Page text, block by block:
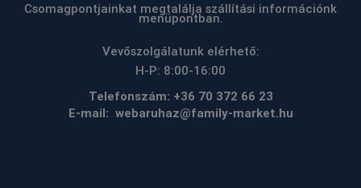
Csomagpontjainkat megtalálja szállítási információnk
menüpontban.
Vevőszolgálatunk elérhető:
H-P: 8:00-16:00
Telefonszám: +36 70 372 66 23
E-mail: webaruhaz@family-market.hu